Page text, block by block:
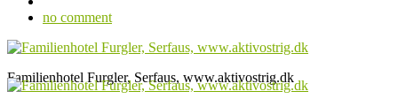
no comment
Familienhotel Furgler, Serfaus, www.aktivostrig.dk